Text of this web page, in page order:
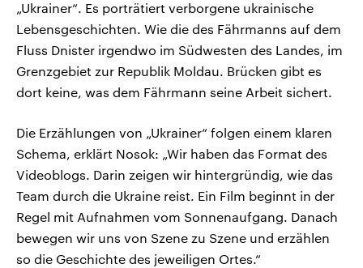
„Ukrainer“. Es porträtiert verborgene ukrainische
Lebensgeschichten. Wie die des Fährmanns auf dem
Fluss Dnister irgendwo im Südwesten des Landes, im
Grenzgebiet zur Republik Moldau. Brücken gibt es
dort keine, was dem Fährmann seine Arbeit sichert.
Die Erzählungen von „Ukrainer“ folgen einem klaren
Schema, erklärt Nosok: „Wir haben das Format des
Videoblogs. Darin zeigen wir hintergründig, wie das
Team durch die Ukraine reist. Ein Film beginnt in der
Regel mit Aufnahmen vom Sonnenaufgang. Danach
bewegen wir uns von Szene zu Szene und erzählen
so die Geschichte des jeweiligen Ortes.“